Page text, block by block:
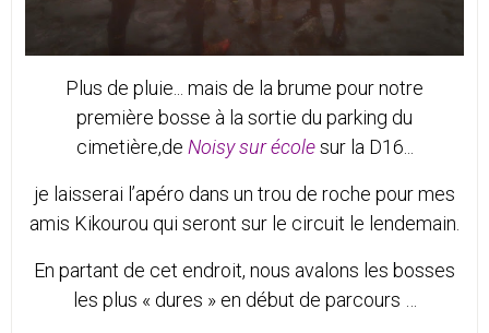
Plus de pluie... mais de la brume pour notre
première bosse à la sortie du parking du
cimetière,de Noisy sur écolesur la D16...
je laisserai l’apéro dans un trou de roche pour mes
amis Kikourou qui seront sur le circuit le lendemain.
En partant de cet endroit, nous avalons les bosses
les plus « dures » en début de parcours …